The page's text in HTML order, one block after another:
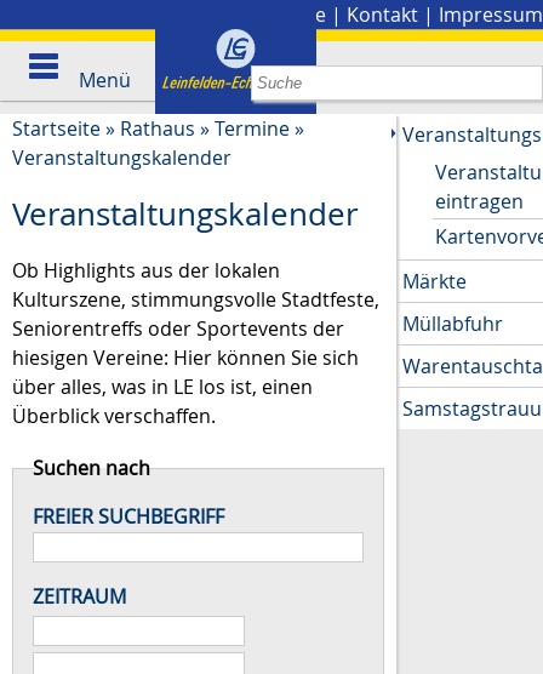
Presse | Kontakt | Impressum
Menü
Startseite» Rathaus »Termine»
Veranstaltungskalender
Veranstaltungskalender
Ob Highlights aus der lokalen
Kulturszene, stimmungsvolle Stadtfeste,
Seniorentreffs oder Sportevents der
hiesigen Vereine: Hier können Sie sich
über alles, was in LE los ist, einen
Überblick verschaffen.
Suchen nach
FREIER SUCHBEGRIFF
ZEITRAUM
eintragen
Märkte
Müllabfuhr